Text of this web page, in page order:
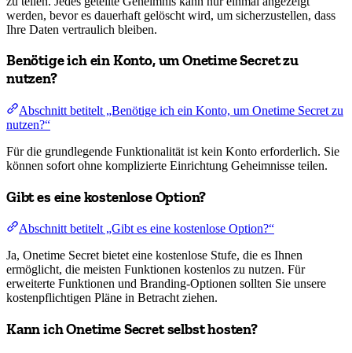
werden, bevor es dauerhaft gelöscht wird, um sicherzustellen, dass
Ihre Daten vertraulich bleiben.
Benötige ich ein Konto, um Onetime Secret zu
nutzen?
Abschnitt betitelt „Benötige ich ein Konto, um Onetime Secret zu
nutzen?“
Für die grundlegende Funktionalität ist kein Konto erforderlich. Sie
können sofort ohne komplizierte Einrichtung Geheimnisse teilen.
Gibt es eine kostenlose Option?
Abschnitt betitelt „Gibt es eine kostenlose Option?“
Ja, Onetime Secret bietet eine kostenlose Stufe, die es Ihnen
ermöglicht, die meisten Funktionen kostenlos zu nutzen. Für
erweiterte Funktionen und Branding-Optionen sollten Sie unsere
kostenpflichtigen Pläne in Betracht ziehen.
Kann ich Onetime Secret selbst hosten?